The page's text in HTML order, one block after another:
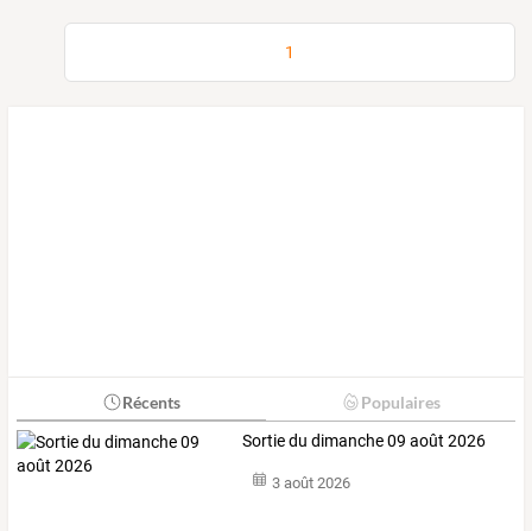
1
Récents Populaires
Sortie du dimanche 09 août 2026
3 août 2026